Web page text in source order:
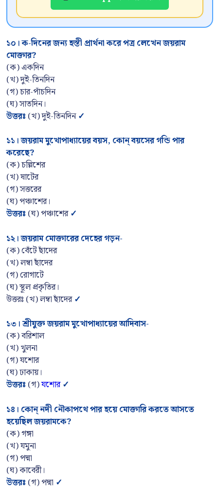
১০ ।ক-দিনের জন্য হস্তী প্রার্থনা করে পত্র লেখেন জয়রাম
মোক্তার?
(ক) একদিন
(খ) দুই-তিনদিন
(গ) চার-পাঁচদিন
(ঘ) সাতদিন।
উত্তরঃ (খ) দুই-তিনদিন✓
১১ ।জয়রাম মুখোপাধ্যায়ের বয়স, কোন্ বয়সের গন্ডি পার
করেছে?
(ক) চল্লিশের
(খ) ষাটের
(গ) সত্তরের
(ঘ) পঞ্চাশের।
উত্তরঃ (ঘ) পঞ্চাশের✓
১২।জয়রাম মোক্তারের দেহের গড়ন-
(ক) বেঁটে ছাঁদের
(খ) লম্বা ছাঁদের
(গ) রোগাটে
(ঘ) স্থূল প্রকৃতির।
উত্তরঃ (খ) লম্বা ছাঁদের✓
১৩। শ্রীযুক্ত জয়রাম মুখোপাধ্যায়ের আদিবাস-
(ক) বরিশাল
(খ) খুলনা
(গ) যশোর
(ঘ) ঢাকায়।
উত্তরঃ (গ)যশোর ✓
১৪ । কোন্ নদী নৌকাপথে পার হয়ে মোক্তারি করতে আসতে
হয়েছিল জয়রামকে?
(ক) গঙ্গা
(খ) যমুনা
(গ) পদ্মা
(ঘ) কাবেরী।
উত্তরঃ (গ) পদ্মা ✓